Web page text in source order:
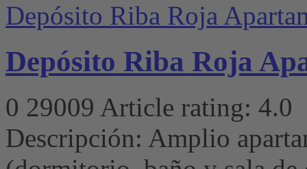
Depósito Riba Roja
Depósito Riba Roja
0 29009 Article rating: 4.0
Descripción: Amplio